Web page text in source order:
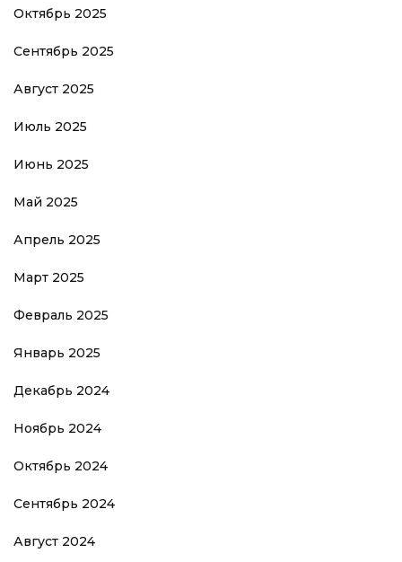
Октябрь 2025
Сентябрь 2025
Август 2025
Июль 2025
Июнь 2025
Май 2025
Апрель 2025
Март 2025
Февраль 2025
Январь 2025
Декабрь 2024
Ноябрь 2024
Октябрь 2024
Сентябрь 2024
Август 2024